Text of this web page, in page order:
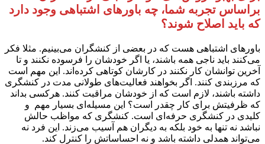
براساس تجربه شما، چه باورهای اشتباهی وجود دارد
که باید اصلاح شوند؟
باورهای اشتباهی هست که در بعضی از کنشگران می‌بینیم. مثلا فکر
می‌کنند باید ناجی همه باشند، یا اگر خودشان را فرسوده نکنند و تا
آخرین توانشان کار نکنند در کارشان کوتاهی کرده‌اند. این مهم است
که مرزبندی کنند. اگر بخواهند فعالیت‌های طولانی مدت در کنشگری
داشته باشند، لازم است که از خودشان مراقبت کنند. هرکسی بداند
که ظرفیتش برای کار چقدر است؟ این مسیله‌ای بسیار مهم و
کلیدی در کنشگری حرفه‌ای است. کنشگری که مواظب حالش
نباشد نه تنها به خود بلکه به دیگران هم آسیب می‌زند. این فرد نه
می‌تواند همدلی داشته باشد و نه احساساتش را کنترل کند.